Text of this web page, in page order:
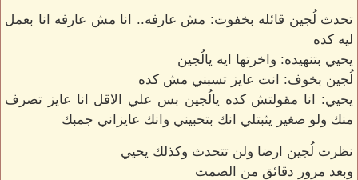
تحدث لُجين قائله بخفوت: مش عارفه.. انا مش عارفه انا بعمل
ليه كده
يحيي بتنهيده: واخرتها ايه يالُجين
لُجين بخوف: انت عايز تسبني مش كده
يحيي: انا مقولتش كده يالُجين بس علي الاقل انا عايز تصرف
منك ولو صغير يثبتلي انك بتحبيني وانك عايزاني جمبك
نظرت لُجين ارضا ولن تتحدث وكذلك يحيي
وبعد مرور دقائق من الصمت